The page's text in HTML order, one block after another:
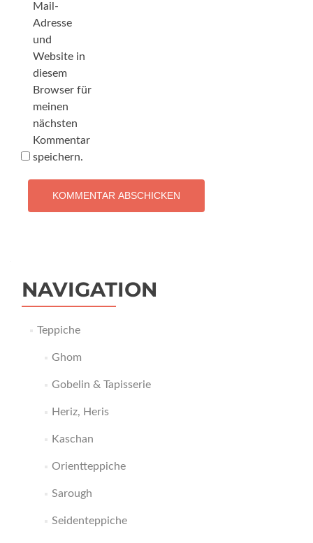
Mail-
Adresse
und
Website in
diesem
Browser für
meinen
nächsten
Kommentar
speichern.
NAVIGATION
Teppiche
Ghom
Gobelin & Tapisserie
Heriz, Heris
Kaschan
Orientteppiche
Sarough
Seidenteppiche